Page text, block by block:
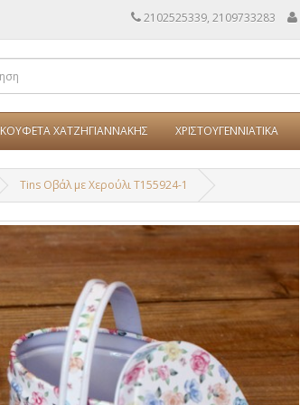
2102525339, 2109733283
ΚΟΥΦΕΤΑ ΧΑΤΖΗΓΙΑΝΝΑΚΗΣ ΧΡΙΣΤΟΥΓΕΝΝΙΑΤΙΚΑ
Tins Οβάλ με Χερούλι T155924-1